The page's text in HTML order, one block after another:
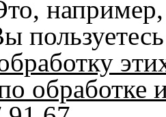
91 67